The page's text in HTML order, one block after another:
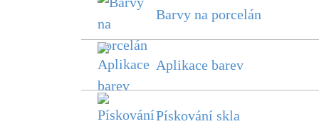
Barvy na porcelán
Aplikace barev
Pískování skla